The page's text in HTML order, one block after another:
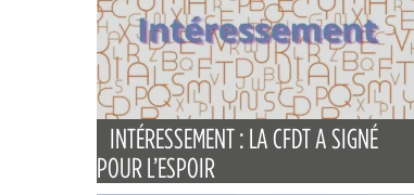
INTÉRESSEMENT : LA CFDT A SIGNÉ
POUR L’ESPOIR